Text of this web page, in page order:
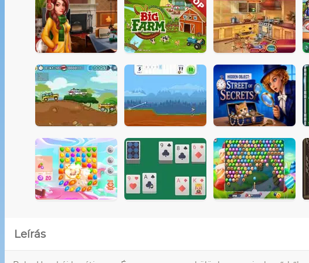
Leírás